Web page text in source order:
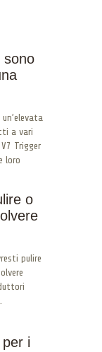
sono
a vari
Trigger
loro
o
pulire
i